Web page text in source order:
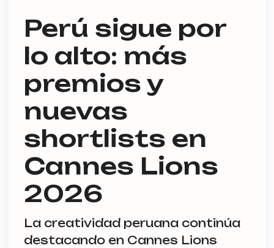
Perú sigue por
lo alto: más
premios y
nuevas
shortlists en
Cannes Lions
2026
La creatividad peruana continúa
destacando en Cannes Lions